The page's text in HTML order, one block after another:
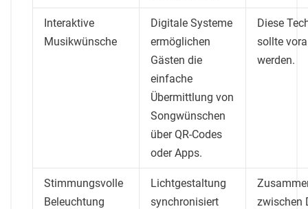
Interaktive
Musikwünsche
Digitale Systeme
ermöglichen
Gästen die
einfache
Übermittlung von
Songwünschen
über QR-Codes
oder Apps.
Diese
sollte
werden.
Stimmungsvolle
Beleuchtung
Lichtgestaltung
synchronisiert
zwischen